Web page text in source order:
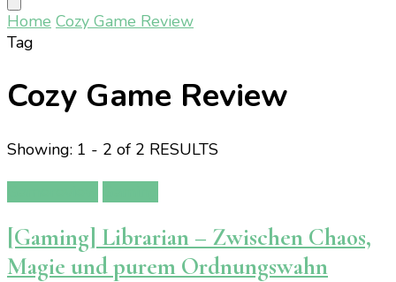
Home Cozy Game Review
Tag
Cozy Game Review
Showing: 1 - 2 of 2 RESULTS
[Gaming] Librarian – Zwischen Chaos,
Magie und purem Ordnungswahn